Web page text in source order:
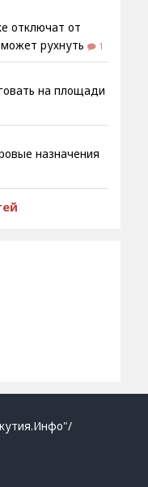
отключат от
рухнуть
1
на площади
назначения